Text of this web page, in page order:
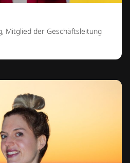
Mitglied der Geschäftsleitung